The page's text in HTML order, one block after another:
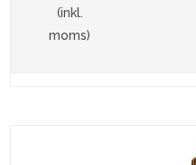
(inkl.
moms)